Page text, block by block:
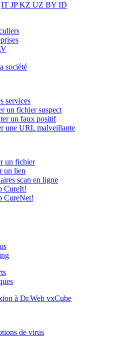
IT JPKZ UZ BY ID
société
services
un fichier suspect
un faux positif
une URL malveillante
un fichier
un lien
scan en ligne
CureIt!
CureNet!
à Dr.Web vxCube
de virus